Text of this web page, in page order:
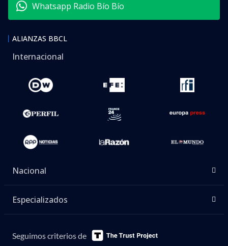
Whatsapp Radio Bío Bío
ALIANZAS BBCL
Internacional
Nacional
Especializados
Seguimos criterios de